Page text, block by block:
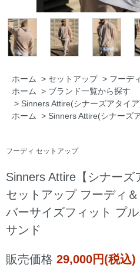
ホーム > セットアップ > フーデ
ホーム > ブランド一覧から探す
> Sinners Attire(シナーズアタイ
ホーム > Sinners Attire(シナーズ
フーディ セットアップ
Sinners Attire【シナー
セットアップ フーディ
バーサイズフィット プ
サンド
販売価格 29,000円(税込)